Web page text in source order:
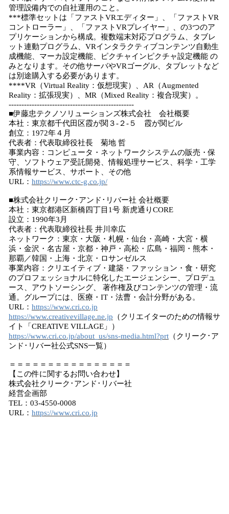
管理設備内での自社運用のこと。
***標準セットは「ファストVRエディター」、「ファストVR
コントローラー」、「ファストVRプレイヤー」、の3つのア
プリケーションから構成。複数端末対応プログラム、タブレ
ット連動プログラム、VRインタラクティブコンテンツ自動生
成機能、マーカ設定機能、ピクチャインピクチャ設定機能 の
みとなります。その他サーバやVRゴーグル、タブレットなど
は別途購入する必要があります。
****VR（Virtual Reality：仮想現実）、AR（Augmented
Reality：拡張現実）、MR（Mixed Reality：複合現実）。
-------------------------------------------------
■伊藤忠テクノソリューションズ株式会社 会社概要
本社：東京都千代田区霞が関３-２-５ 霞が関ビル
創立：1972年４月
代表者：代表取締役社長 菊地 哲
事業内容：コンピュータ・ネットワークシステムの販売・保
守、ソフトウェア受託開発、情報処理サービス、科学・工学
系情報サービス、サポート、その他
URL： https://www.ctc-g.co.jp/
■株式会社クリーク･アンド･リバー社 会社概要
本社：東京都港区新橋四丁目1号 新虎通りCORE
設立：1990年3月
代表者：代表取締役社長 井川幸広
ネットワーク：東京・大阪・札幌・仙台・高崎・大宮・横
浜・金沢・名古屋・京都・神戸・高松・広島・福岡・熊本・
那覇／韓国・上海・北京・ロサンゼルス
事業内容：クリエイティブ・建築・ファッション・食・研究
のプロフェッショナルに特化したエージェンシー、プロデュ
ース、アウトソーシング、 著作権及びコンテンツの管理・流
通。グループには、医療・IT・法曹・会計分野がある。
URL： https://www.cri.co.jp
https://www.creativevillage.ne.jp （クリエイターのための情報サ
イト「CREATIVE VILLAGE」）
https://www.cri.co.jp/about_us/sns-media.html?prt （クリーク･ア
ンド･リバー社公式SNS一覧）
＝＝＝＝＝＝＝＝＝＝＝＝＝＝＝＝
【この件に関するお問い合わせ】
株式会社クリーク･アンド･リバー社
経営企画部
TEL：03-4550-0008
URL： https://www.cri.co.jp